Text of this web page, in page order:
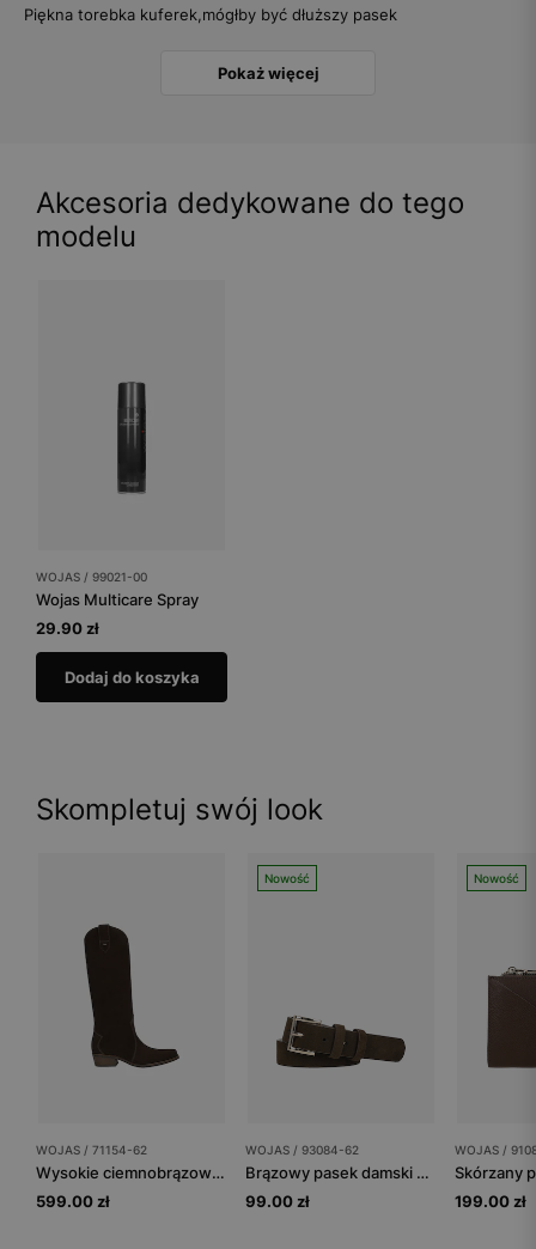
Piękna torebka kuferek,mógłby być dłuższy pasek
Pokaż więcej
Akcesoria dedykowane do tego
modelu
WOJAS / 99021-00
Wojas Multicare Spray
29.90 zł
Dodaj do koszyka
Skompletuj swój look
WOJAS / 71154-62
Wysokie ciemnobrązowe kowbojki damskie
599.00 zł
Nowość
WOJAS / 93084-62
Brązowy pasek damski z dwoiny welurowej
99.00 zł
Nowość
WOJAS /
199.00 zł